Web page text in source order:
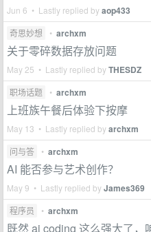
Jun 6 • Lastly replied byaop433
奇思妙想 • archxm
关于零碎数据存放问题
May 25 • Lastly replied byTHESDZ
职场话题 • archxm
上班族午餐后体验下按摩
May 13 • Lastly replied byarchxm
问与答 • archxm
AI 能否参与艺术创作？
May 9 • Lastly replied byJames369
程序员 • archxm
既然 ai coding 这么强大了，